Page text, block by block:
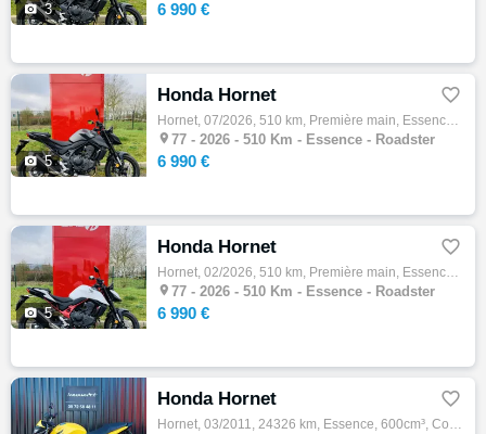
 3 6 990 €
 5
Honda Hornet 
Hornet, 07/2026, 510 km, Première main, Essence, 750cm³, Couleur noir, 6990 € Equipements : *1er main *véhicule direction *faire fin de rod…
 77 - 2026 - 510 Km - Essence - Roadster
6 990 €
 5
Honda Hornet 
Hornet, 02/2026, 510 km, Première main, Essence, 750cm³, Couleur blanc, 6990 € Equipements : *1er main *véhicule direction *faire fin de ro…
 77 - 2026 - 510 Km - Essence - Roadster
6 990 €
Honda Hornet 
Hornet, 03/2011, 24326 km, Essence, 600cm³, Couleur jaune, 3490 € Equipements : Honda CB 600 F Hornet jaune mise en circulation le 26/03/20…